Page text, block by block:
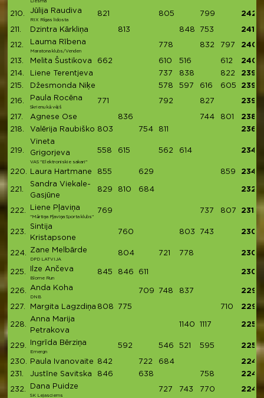
210. Jūlija Raudiva
RIX Rīgas lidosta
821 805 799 2425
211. Dzintra Kārkliņa 813 848 753 2414
212. Lauma Rībena
Maratona klubs/Venden
778 832 797 2407
213. Melita Šustikova 662 610 516 612
2400
214.
Liene Terentjeva 737 838 822
2397
215.
Džesmonda Niķe 578 597 616 605 2396
216. Paula Rocēna
Skrienu kā vējš
771 792 827 2390
217. Agnese Ose 836 744 801
2381
218.
Valērija Raubiško 803 754 811 2368
219.
Vineta
Grigorjeva
VAS "Elektroniskie sakari"
558 615 562 614 2349
220. Laura Hartmane 855 629 859 2343
221.
Sandra Viekale-
Gasjūne
829 810 684 2323
222. Liene Pļaviņa
"Mārtiņa Pļaviņa Sporta klubs"
769 737 807 2313
223.
Sintija
Kristapsone
760 803 743 2306
224. Zane Melbārde
DPD LATVIJA
804 721 778 2303
225. Ilze Ančeva
Blome Run
845 846 611 2302
226. Anda Koha
DNB
709 748 837 2294
227. Margita Lagzdiņa 808 775 710 2293
228.
Anna Marija
Petrakova
1140 1117 2257
229. Ingrīda Bērziņa
Emergn
592 546 521 595 2254
230. Paula Ivanovaite 842 722 684
2248
231.
Justīne Savitska 846 638 758 2242
232. Dana Puidze
SK Lejasciems
727 743 770 2240